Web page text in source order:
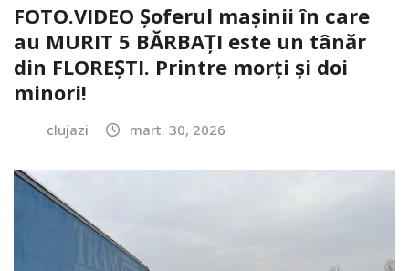
FOTO.VIDEO Șoferul mașinii în care
au MURIT 5 BĂRBAȚI este un tânăr
din FLOREȘTI. Printre morți și doi
minori!
clujazi mart. 30, 2026